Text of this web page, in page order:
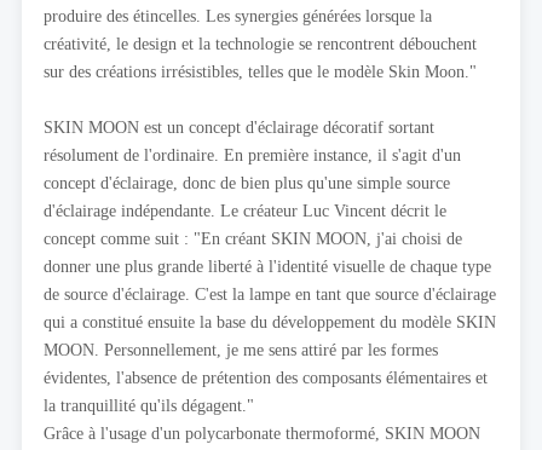
produire des étincelles. Les synergies générées lorsque la
créativité, le design et la technologie se rencontrent débouchent
sur des créations irrésistibles, telles que le modèle Skin Moon."
SKIN MOON est un concept d'éclairage décoratif sortant
résolument de l'ordinaire. En première instance, il s'agit d'un
concept d'éclairage, donc de bien plus qu'une simple source
d'éclairage indépendante. Le créateur Luc Vincent décrit le
concept comme suit : "En créant SKIN MOON, j'ai choisi de
donner une plus grande liberté à l'identité visuelle de chaque type
de source d'éclairage. C'est la lampe en tant que source d'éclairage
qui a constitué ensuite la base du développement du modèle SKIN
MOON. Personnellement, je me sens attiré par les formes
évidentes, l'absence de prétention des composants élémentaires et
la tranquillité qu'ils dégagent."
Grâce à l'usage d'un polycarbonate thermoformé, SKIN MOON